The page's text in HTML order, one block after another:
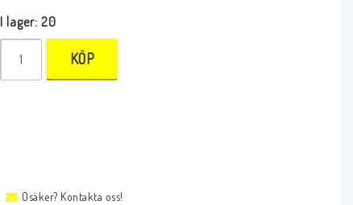
I lager: 20
KÖP
Osäker? Kontakta oss!